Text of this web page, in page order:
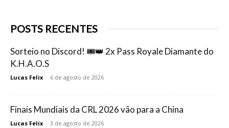
POSTS RECENTES
Sorteio no Discord! 🎟️👑 2x Pass Royale Diamante do
K.H.A.O.S
Lucas Felix - 6 de agosto de 2026
Finais Mundiais da CRL 2026 vão para a China
Lucas Felix - 3 de agosto de 2026